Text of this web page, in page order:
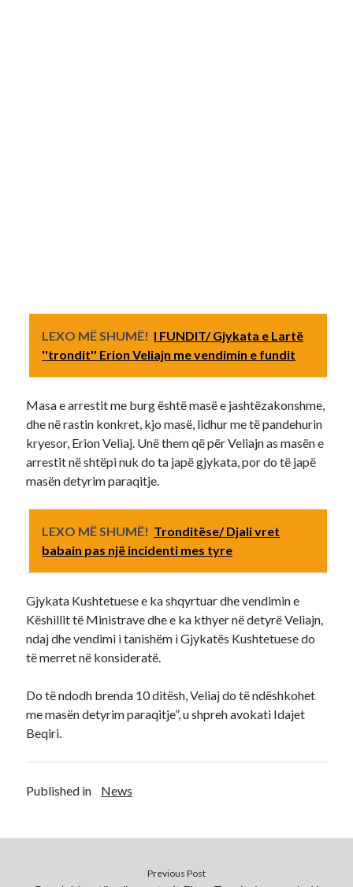
LEXO MË SHUMË! I FUNDIT/ Gjykata e Lartë
''trondit'' Erion Veliajn me vendimin e fundit
Masa e arrestit me burg është masë e jashtëzakonshme,
dhe në rastin konkret, kjo masë, lidhur me të pandehurin
kryesor, Erion Veliaj. Unë them që për Veliajn as masën e
arrestit në shtëpi nuk do ta japë gjykata, por do të japë
masën detyrim paraqitje.
LEXO MË SHUMË! Tronditëse/ Djali vret
babain pas një incidenti mes tyre
Gjykata Kushtetuese e ka shqyrtuar dhe vendimin e
Këshillit të Ministrave dhe e ka kthyer në detyrë Veliajn,
ndaj dhe vendimi i tanishëm i Gjykatës Kushtetuese do
të merret në konsideratë.
Do të ndodh brenda 10 ditësh, Veliaj do të ndëshkohet
me masën detyrim paraqitje”, u shpreh avokati Idajet
Beqiri.
Published in News
Previous Post